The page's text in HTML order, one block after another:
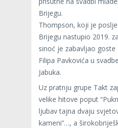
Brijegu.
Thompson, koji je
Brijegu nastupio 2019.
sinoć je zabavljao goste
Filipa Pavkovića u
Jabuka.
Uz pratnju grupe Takt
velike hitove poput
ljubav tajna dvaju
kameni”…, a